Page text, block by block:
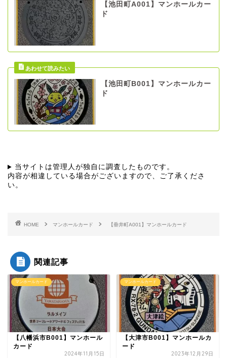
【池田町A001】マンホールカー
ド
【池田町B001】マンホールカー
ド
当サイトは管理人が独自に調査したものです。
内容が相違している場合がございますので、ご了承くださ
い。
HOME マンホールカード 【垂井町A001】マンホールカード
関連記事
マンホールカード
【八幡浜市B001】マンホール
カード
2024年11月15日
マンホールカード
【大津市B001】マンホールカ
ード
2023年12月29日